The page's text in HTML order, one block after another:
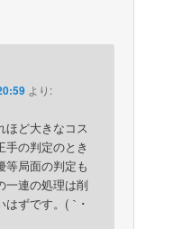
より:
ほど大きなコス
手の判定のとき
等局面の判定も
一連の処理は削
はずです。(｀･